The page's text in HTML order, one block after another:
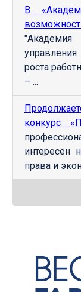
В
"Академия
роста
– ...
конкурс
интересен
права и